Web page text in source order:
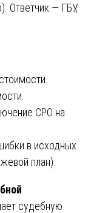
Ответчик — ГБУ,
СРО на
в исходных
план).
судебную